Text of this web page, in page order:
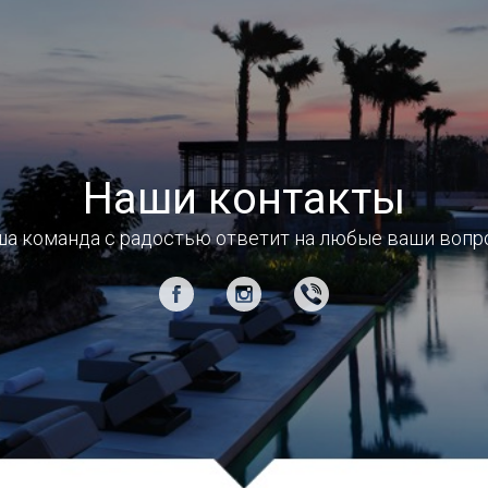
Наши контакты
команда с радостью ответит на любые ваши